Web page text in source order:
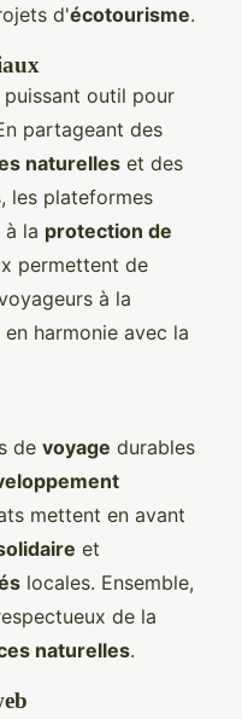
d'écotourisme.
puissant outil pour
partageant des
naturelles et des
les plateformes
à la protection de
permettent de
à la
en harmonie avec la
de voyage durables
mettent en avant
et
locales. Ensemble,
de la
naturelles.